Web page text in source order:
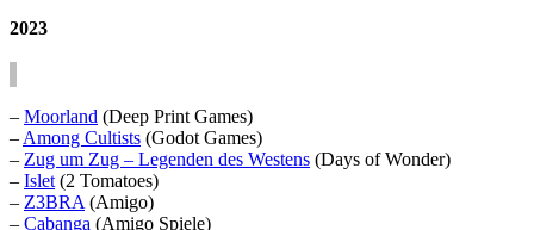
2023
– Moorland (Deep Print Games)
– Among Cultists (Godot Games)
– Zug um Zug – Legenden des Westens (Days of Wonder)
– Islet (2 Tomatoes)
– Z3BRA (Amigo)
– Cabanga (Amigo Spiele)